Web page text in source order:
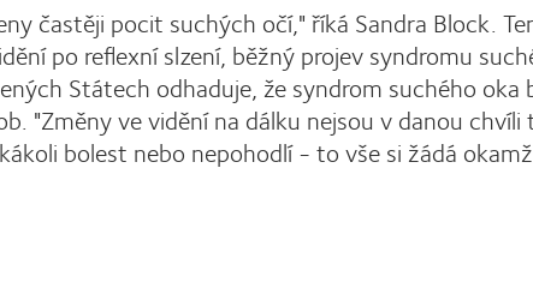
častěji pocit suchých očí," říká Sandra Block.
po reflexní slzení, běžný projev syndromu
Státech odhaduje, že syndrom suchého
"Změny ve vidění na dálku nejsou v danou
bolest nebo nepohodlí - to vše si žádá